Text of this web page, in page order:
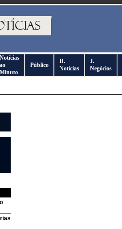
Notícias
ao
Minuto
Público
D.
Notícias
J.
Negócios